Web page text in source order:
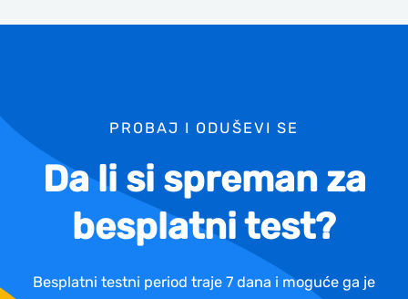
PROBAJ I ODUŠEVI SE
Da li si spreman za
besplatni test?
Besplatni testni period traje 7 dana i moguće ga je